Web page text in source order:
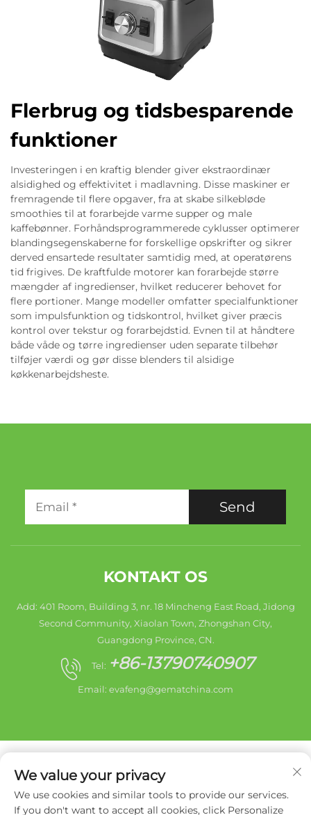
Flerbrug og tidsbesparende
funktioner
Investeringen i en kraftig blender giver ekstraordinær
alsidighed og effektivitet i madlavning. Disse maskiner er
fremragende til flere opgaver, fra at skabe silkebløde
smoothies til at forarbejde varme supper og male
kaffebønner. Forhåndsprogrammerede cyklusser optimerer
blandingsegenskaberne for forskellige opskrifter og sikrer
derved ensartede resultater samtidig med, at operatørens
tid frigives. De kraftfulde motorer kan forarbejde større
mængder af ingredienser, hvilket reducerer behovet for
flere portioner. Mange modeller omfatter specialfunktioner
som impulsfunktion og tidskontrol, hvilket giver præcis
kontrol over tekstur og forarbejdstid. Evnen til at håndtere
både våde og tørre ingredienser uden separate tilbehør
tilføjer værdi og gør disse blenders til alsidige
køkkenarbejdsheste.
Send
KONTAKT OS
Add: 401 Room, Building 3, nr. 18 Mincheng East Road, Jidong
Second Community, Xiaolan Town, Zhongshan City,
Guangdong Province, CN.
Tel: +86-13790740907
Email: evafeng@gematchina.com
Copyright © 2025 Zhongshan City HaiShang Electric
We value your privacy
We use cookies and similar tools to provide our services.
If you don't want to accept all cookies, click Personalize